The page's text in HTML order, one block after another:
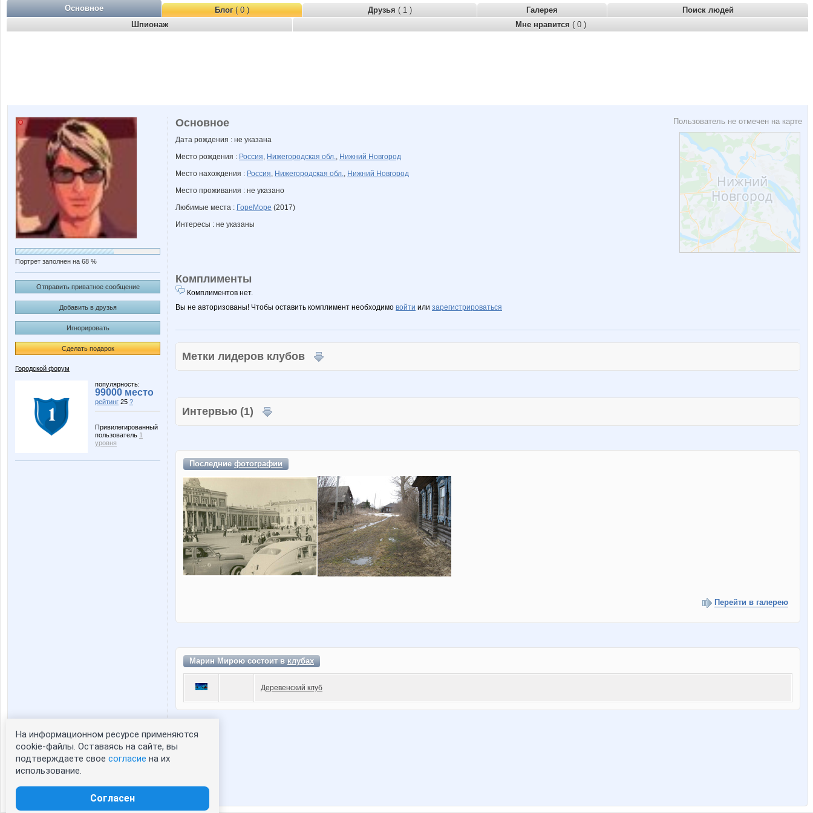
Основное Блог( 0 ) Друзья ( 1 ) Галерея
Поиск людей
Шпионаж
Мне нравится ( 0 )
Портрет заполнен на 68 %
Отправить приватное сообщение
Добавить в друзья
Игнорировать
Сделать подарок
Городской форум
популярность:
99000 место
рейтинг 25 ?
Привилегированный
пользователь 1
уровня
Статистика портрета:
сейчас просматривают портрет - 0
зарегистрированные пользователи
Пользователь не отмечен на карте
Основное
Дата рождения : не указана
Место рождения : Россия, Нижегородская обл., Нижний Новгород
Место нахождения : Россия, Нижегородская обл., Нижний Новгород
Место проживания : не указано
Любимые места : ГореМоре (2017)
Интересы : не указаны
Комплименты
Комплиментов нет.
Вы не авторизованы! Чтобы оставить комплимент необходимо войти или зарегистрироваться
Метки лидеров клубов
Интервью (1)
Последниефотографии
Перейти в галерею
Марин Мирою состоит вклубах
Деревенский клуб
На информационном ресурсе применяются
cookie-файлы. Оставаясь на сайте, вы
подтверждаете свое согласие на их
использование.
Согласен